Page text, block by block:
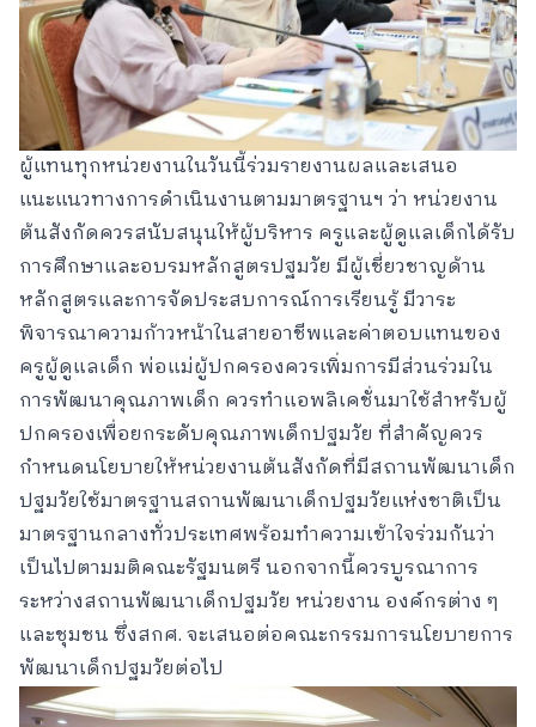
ผู้แทนทุกหน่วยงานในวันนี้ร่วมรายงานผลและเสนอ
แนะแนวทางการดำเนินงานตามมาตรฐานฯ ว่า หน่วยงาน
ต้นสังกัดควรสนับสนุนให้ผู้บริหาร ครูและผู้ดูแลเด็กได้รับ
การศึกษาและอบรมหลักสูตรปฐมวัย มีผู้เชี่ยวชาญด้าน
หลักสูตรและการจัดประสบการณ์การเรียนรู้ มีวาระ
พิจารณาความก้าวหน้าในสายอาชีพและค่าตอบแทนของ
ครูผู้ดูแลเด็ก พ่อแม่ผู้ปกครองควรเพิ่มการมีส่วนร่วมใน
การพัฒนาคุณภาพเด็ก ควรทำแอพลิเคชั่นมาใช้สำหรับผู้
ปกครองเพื่อยกระดับคุณภาพเด็กปฐมวัย ที่สำคัญควร
กำหนดนโยบายให้หน่วยงานต้นสังกัดที่มีสถานพัฒนาเด็ก
ปฐมวัยใช้มาตรฐานสถานพัฒนาเด็กปฐมวัยแห่งชาติเป็น
มาตรฐานกลางทั่วประเทศพร้อมทำความเข้าใจร่วมกันว่า
เป็นไปตามมติคณะรัฐมนตรี นอกจากนี้ควรบูรณาการ
ระหว่างสถานพัฒนาเด็กปฐมวัย หน่วยงาน องค์กรต่าง ๆ
และชุมชน ซึ่งสกศ. จะเสนอต่อคณะกรรมการนโยบายการ
พัฒนาเด็กปฐมวัยต่อไป